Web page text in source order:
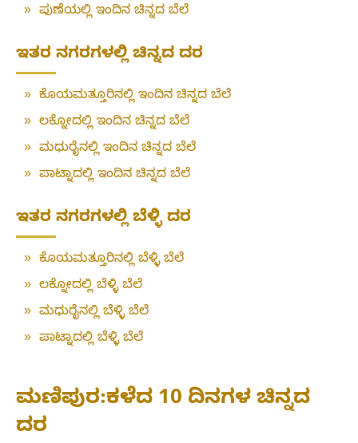
» ಪುಣೆಯಲ್ಲಿ ಇಂದಿನ ಚಿನ್ನದ ಬೆಲೆ
ಇತರ ನಗರಗಳಲ್ಲಿ ಚಿನ್ನದ ದರ
» ಕೊಯಮತ್ತೂರಿನಲ್ಲಿ ಇಂದಿನ ಚಿನ್ನದ ಬೆಲೆ
» ಲಕ್ನೋದಲ್ಲಿ ಇಂದಿನ ಚಿನ್ನದ ಬೆಲೆ
» ಮಧುರೈನಲ್ಲಿ ಇಂದಿನ ಚಿನ್ನದ ಬೆಲೆ
» ಪಾಟ್ನಾದಲ್ಲಿ ಇಂದಿನ ಚಿನ್ನದ ಬೆಲೆ
ಇತರ ನಗರಗಳಲ್ಲಿ ಬೆಳ್ಳಿ ದರ
» ಕೊಯಮತ್ತೂರಿನಲ್ಲಿ ಬೆಳ್ಳಿ ಬೆಲೆ
» ಲಕ್ನೋದಲ್ಲಿ ಬೆಳ್ಳಿ ಬೆಲೆ
» ಮಧುರೈನಲ್ಲಿ ಬೆಳ್ಳಿ ಬೆಲೆ
» ಪಾಟ್ನಾದಲ್ಲಿ ಬೆಳ್ಳಿ ಬೆಲೆ
ಮಣಿಪುರ:ಕಳೆದ 10 ದಿನಗಳ ಚಿನ್ನದ
ದರ